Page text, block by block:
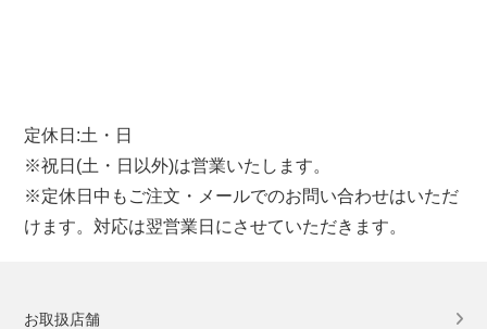
定休日:土・日
※祝日(土・日以外)は営業いたします。
※定休日中もご注文・メールでのお問い合わせはいただ
けます。対応は翌営業日にさせていただきます。
お取扱店舗